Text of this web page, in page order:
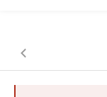
Назад к списку